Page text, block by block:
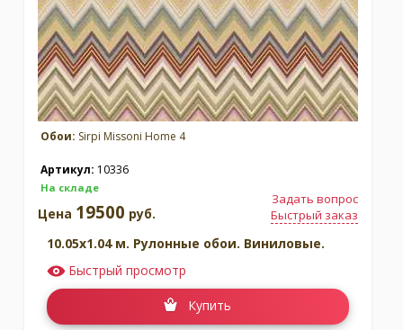
Обои: Sirpi Missoni Home 4
Артикул: 10336
На складе
Задать вопрос
Быстрый заказ
Цена 19500 руб.
10.05x1.04 м. Рулонные обои. Виниловые.
Быстрый просмотр
Купить